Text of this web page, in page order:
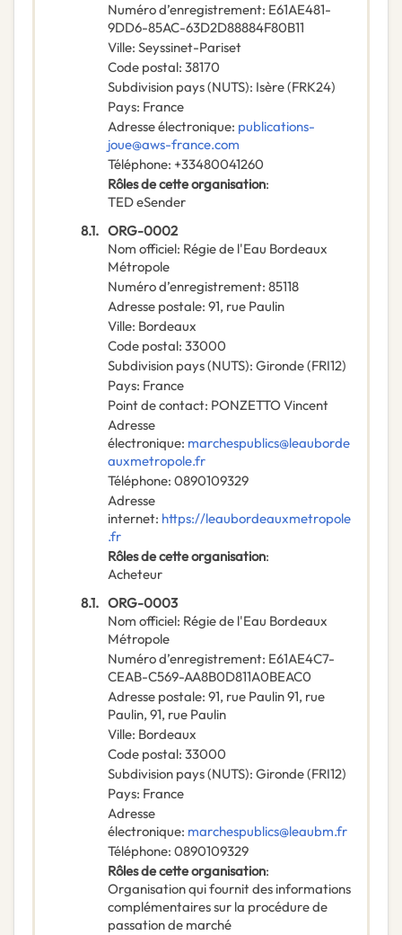
Numéro d’enregistrement: E61AE481-
9DD6-85AC-63D2D88884F80B11
Ville: Seyssinet-Pariset
Code postal: 38170
Subdivision pays (NUTS): Isère(FRK24)
Pays: France
Adresse électronique: publications-
joue@aws-france.com
Téléphone: +33480041260
Rôles de cette organisation:
TED eSender
8.1. ORG-0002
Nom officiel: Régie de l'Eau Bordeaux
Métropole
Numéro d’enregistrement: 85118
Adresse postale: 91, rue Paulin
Ville: Bordeaux
Code postal: 33000
Subdivision pays (NUTS): Gironde(FRI12)
Pays: France
Point de contact: PONZETTO Vincent
Adresse
électronique: marchespublics@leauborde
auxmetropole.fr
Téléphone: 0890109329
Adresse
internet: https://leaubordeauxmetropole
.fr
Rôles de cette organisation:
Acheteur
8.1. ORG-0003
Nom officiel: Régie de l'Eau Bordeaux
Métropole
Numéro d’enregistrement: E61AE4C7-
CEAB-C569-AA8B0D811A0BEAC0
Adresse postale: 91, rue Paulin 91, rue
Paulin, 91, rue Paulin
Ville: Bordeaux
Code postal: 33000
Subdivision pays (NUTS): Gironde(FRI12)
Pays: France
Adresse
électronique: marchespublics@leaubm.fr
Téléphone: 0890109329
Rôles de cette organisation:
Organisation qui fournit des informations
complémentaires sur la procédure de
passation de marché